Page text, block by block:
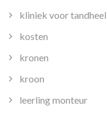
kliniek voor
kosten
kronen
kroon
leerling monteur